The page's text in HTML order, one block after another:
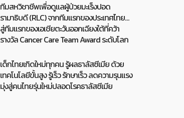
ทีมสหวิชาชีพเพื่อดูแลผู้ป่วยมะเร็งปอด
รามาธิบดี (RLC) จากทีมแรกของประเทศไทย…
สู่ทีมแรกของเอเชียตะวันออกเฉียงใต้ที่คว้า
รางวัล Cancer Care Team Award ระดับโลก
เด็กไทยเกิดใหม่ทุกคน รู้ผลธาลัสซีเมีย ด้วย
เทคโนโลยีขั้นสูง รู้เร็ว รักษาเร็ว ลดความรุนแรง
มุ่งสู่คนไทยรุ่นใหม่ปลอดโรคธาลัสซีเมีย